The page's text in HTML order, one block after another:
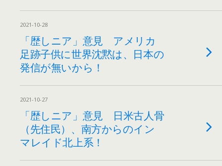
2021-10-28
「歴しニア」意見 アメリカ
足跡子供に世界沈黙は、日本の
発信が無いから！
2021-10-27
「歴しニア」意見 日米古人骨
（先住民）、南方からのイン
マレイド北上系！